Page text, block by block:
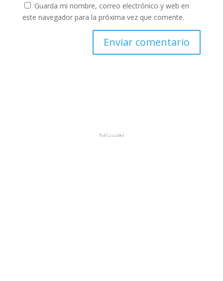
Guarda mi nombre, correo electrónico y web en
este navegador para la próxima vez que comente.
Publicidad